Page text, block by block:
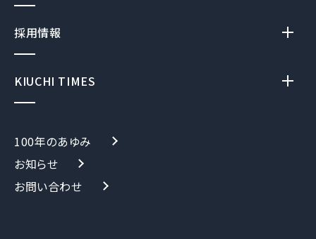
採用情報
KIUCHI TIMES
100年のあゆみ
お知らせ
お問い合わせ